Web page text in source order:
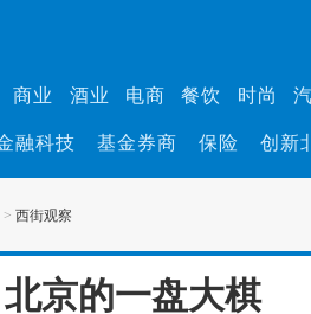
商业 酒业 电商 餐饮 时尚
融科技 基金券商 保险 创新
> 西街观察
京的一盘大棋